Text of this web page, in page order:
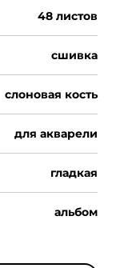
48 листов
сшивка
слоновая кость
для акварели
гладкая
альбом